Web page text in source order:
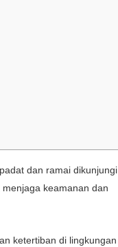
dan ramai dikunjungi
keamanan dan
ketertiban di lingkungan